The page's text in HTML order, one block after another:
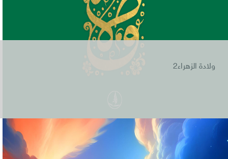
ولادة الزهراء2